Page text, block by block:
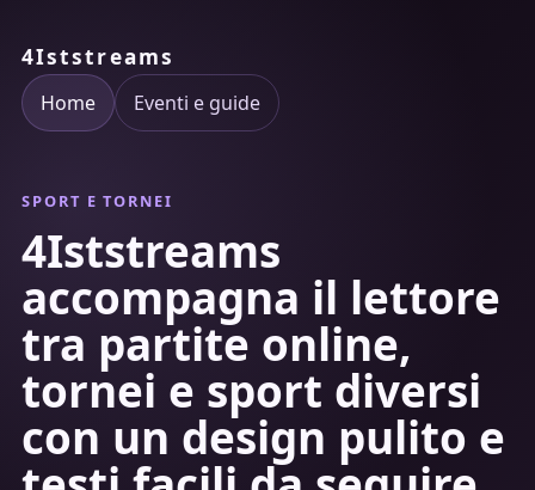
4Iststreams
Home Eventi e guide
SPORT E TORNEI
4Iststreams
accompagna il lettore
tra partite online,
tornei e sport diversi
con un design pulito e